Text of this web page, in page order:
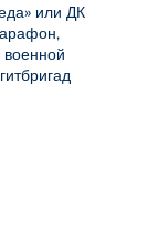
или ДК